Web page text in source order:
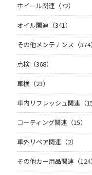
ホイール関連（72）
オイル関連（341）
その他メンテナンス（374）
点検（368）
車検（23）
車内リフレッシュ関連（15
コーティング関連（15）
車外リペア関連（2）
その他カー用品関連（124）